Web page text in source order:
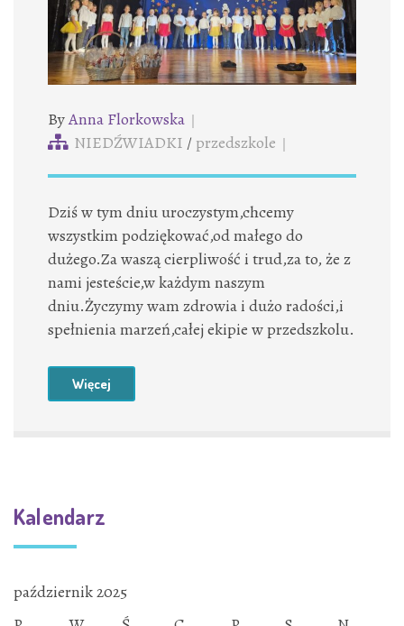
ByAnna Florkowska
NIEDŹWIADKI / przedszkole
Dziś w tym dniu uroczystym,chcemy
wszystkim podziękować,od małego do
dużego.Za waszą cierpliwość i trud,za to, że z
nami jesteście,w każdym naszym
dniu.Życzymy wam zdrowia i dużo radości,i
spełnienia marzeń,całej ekipie w przedszkolu.
Więcej
Kalendarz
październik 2025